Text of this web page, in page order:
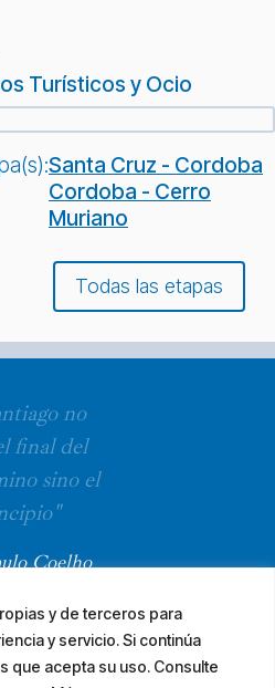
y de terceros para
y servicio. Si continúa
que acepta su uso. Consulte
Turísticos y Ocio
Santa Cruz - Cordoba
Cordoba - Cerro
Muriano
Todas las etapas
no
final del
sino el
Coelho